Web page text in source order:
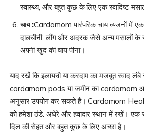
स्वास्थ्य, और बहुत कुछ के लिए एक स्वादिष्ट
चाय :Cardamom पारंपरिक चाय व्यंजनों में
दालचीनी, लौंग और अदरक जैसे अन्य मसालों के
अपनी खुद की चाय पीना।
याद रखें कि इलायची या करदाम का मजबूत स्वाद
cardamom pods या जमीन का cardamom
अनुसार उपयोग कर सकते हैं। Cardamom
को हमेशा ठंडे, अंधेरे और हवादार स्थान में रखें। एक
दिल की सेहत और बहुत कुछ के लिए अच्छा है।